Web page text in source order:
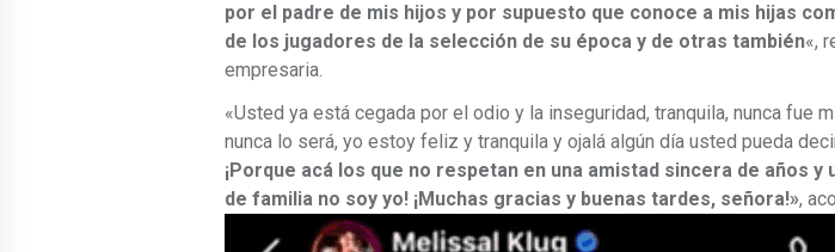
por el padre de mis hijos y por supuesto que conoce a mis hijas
de los jugadores de la selección de su época y de otras también«,
empresaria.
«Usted ya está cegada por el odio y la inseguridad, tranquila, nunca fue
nunca lo será, yo estoy feliz y tranquila y ojalá algún día usted pueda
¡Porque acá los que no respetan en una amistad sincera de años y
de familia no soy yo! ¡Muchas gracias y buenas tardes, señora!»,